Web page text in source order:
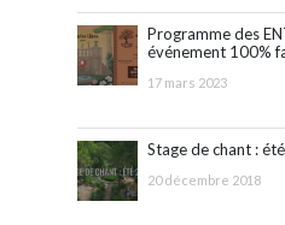
Programme des
événement 100%
17 mars 2023
Stage de chant :
20 décembre 2018